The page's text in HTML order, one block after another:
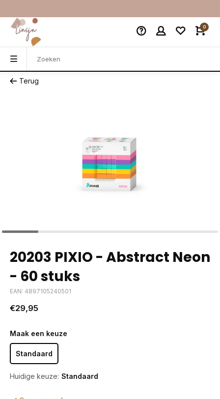
0
Terug
20203 PIXIO - Abstract Neon
- 60 stuks
EAN: 4897105240501
€29,95
Maak een keuze
Standaard
Huidige keuze: Standaard